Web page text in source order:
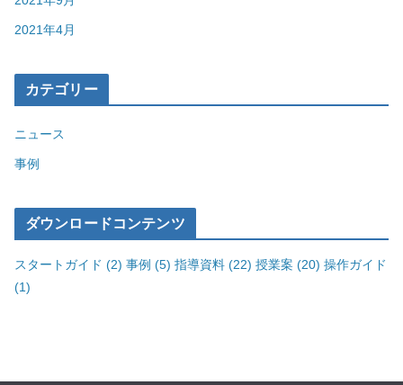
2021年4月
カテゴリー
ニュース
事例
ダウンロードコンテンツ
スタートガイド (2) 事例 (5) 指導資料 (22) 授業案 (20) 操作ガイド
(1)